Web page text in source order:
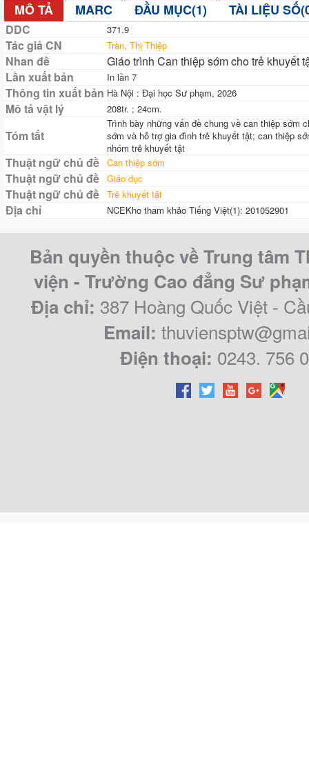
MÔ TẢ MARC ĐẦU MỤC(1) TÀI LIỆU
DDC 371.9
Tác giả CN Trần, Thị Thiệp
Nhan đề
Giáo trình Can thiệp sớm cho trẻ khuyết
Lần xuất bản
In lần 7
Thông tin xuất bản Hà Nội : Đại học Sư phạm, 2026
Mô tả vật lý 208tr. ; 24cm.
Tóm tắt
Trình bày những vấn đề chung về can thiệp sớm
sớm và hỗ trợ gia đình trẻ khuyết tật; can thiệp
nhóm trẻ khuyết tật
Thuật ngữ chủ đề Can thiệp sớm
Thuật ngữ chủ đề Giáo dục
Thuật ngữ chủ đề Trẻ khuyết tật
Địa chỉ NCEKho tham khảo Tiếng Việt(1): 201052901
Bản quyền thuộc về Trung tâm
viện - Trường Cao đẳng Sư
Địa chỉ: 387 Hoàng Quốc Việt -
Email:
Điện thoại: 0243. 756